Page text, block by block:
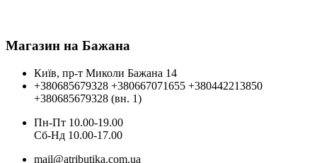
Магазин на Бажана
Київ, пр-т Миколи Бажана 14
+380685679328 +380667071655 +380442213850
+380685679328 (вн. 1)
Пн-Пт 10.00-19.00
Cб-Нд 10.00-17.00
mail@atributika.com.ua